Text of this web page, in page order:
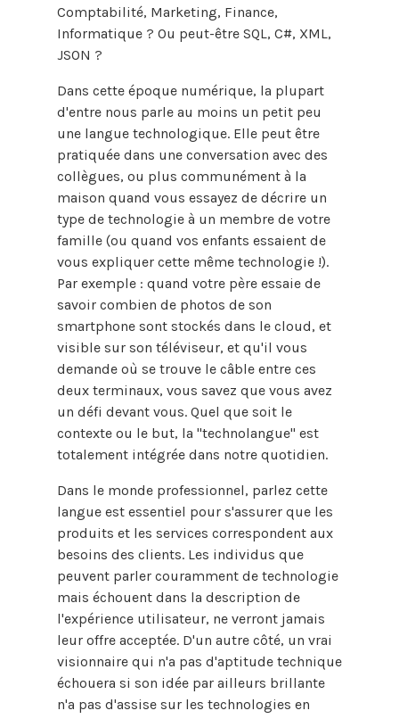
Comptabilité, Marketing, Finance,
Informatique ? Ou peut-être SQL, C#, XML,
JSON ?
Dans cette époque numérique, la plupart
d'entre nous parle au moins un petit peu
une langue technologique. Elle peut être
pratiquée dans une conversation avec des
collègues, ou plus communément à la
maison quand vous essayez de décrire un
type de technologie à un membre de votre
famille (ou quand vos enfants essaient de
vous expliquer cette même technologie !).
Par exemple : quand votre père essaie de
savoir combien de photos de son
smartphone sont stockés dans le cloud, et
visible sur son téléviseur, et qu'il vous
demande où se trouve le câble entre ces
deux terminaux, vous savez que vous avez
un défi devant vous. Quel que soit le
contexte ou le but, la "technolangue" est
totalement intégrée dans notre quotidien.
Dans le monde professionnel, parlez cette
langue est essentiel pour s'assurer que les
produits et les services correspondent aux
besoins des clients. Les individus que
peuvent parler couramment de technologie
mais échouent dans la description de
l'expérience utilisateur, ne verront jamais
leur offre acceptée. D'un autre côté, un vrai
visionnaire qui n'a pas d'aptitude technique
échouera si son idée par ailleurs brillante
n'a pas d'assise sur les technologies en